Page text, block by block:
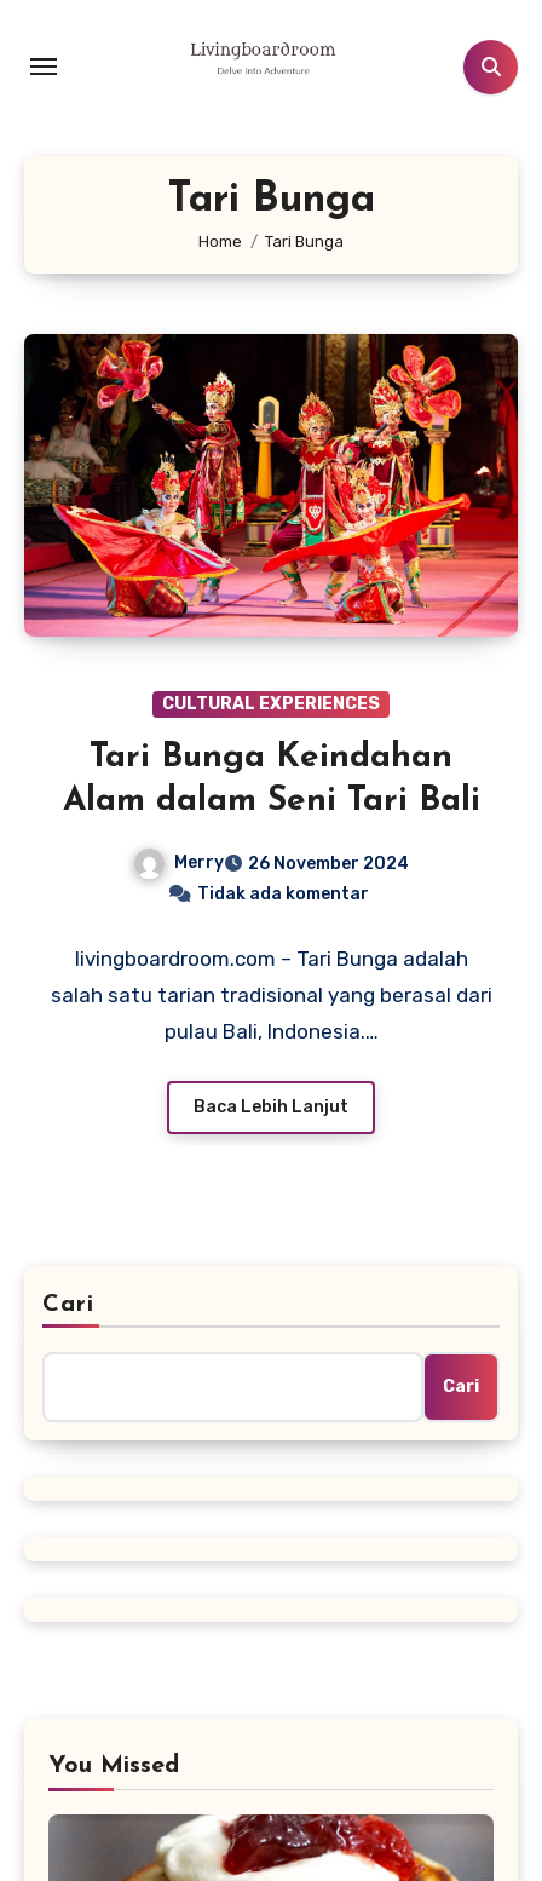
konten
Tari Bunga
Home Tari Bunga
CULTURAL EXPERIENCES
Tari Bunga Keindahan
Alam dalam Seni Tari Bali
Merry
26 November 2024
Tidak ada komentar
livingboardroom.com – Tari Bunga adalah
salah satu tarian tradisional yang berasal dari
pulau Bali, Indonesia.…
Baca Lebih Lanjut
Cari
Cari
You Missed